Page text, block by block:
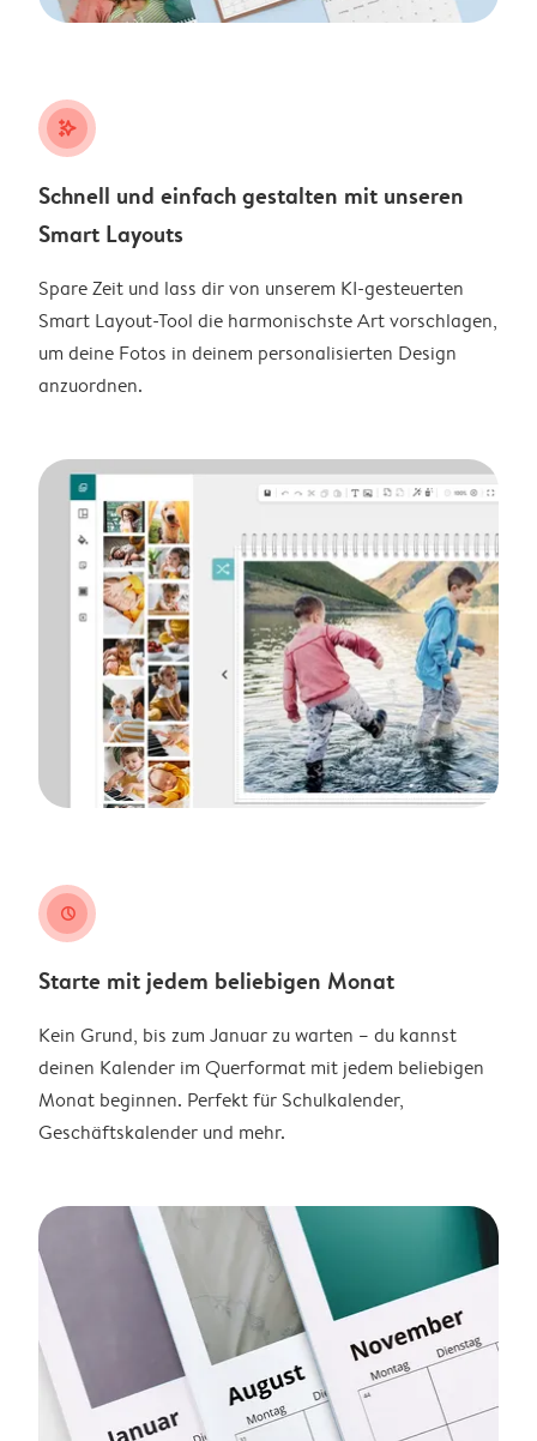
stars_plus
Schnell und einfach gestalten mit unseren
Smart Layouts
Spare Zeit und lass dir von unserem KI-gesteuerten
Smart Layout-Tool die harmonischste Art vorschlagen,
um deine Fotos in deinem personalisierten Design
anzuordnen.
clock
Starte mit jedem beliebigen Monat
Kein Grund, bis zum Januar zu warten – du kannst
deinen Kalender im Querformat mit jedem beliebigen
Monat beginnen. Perfekt für Schulkalender,
Geschäftskalender und mehr.